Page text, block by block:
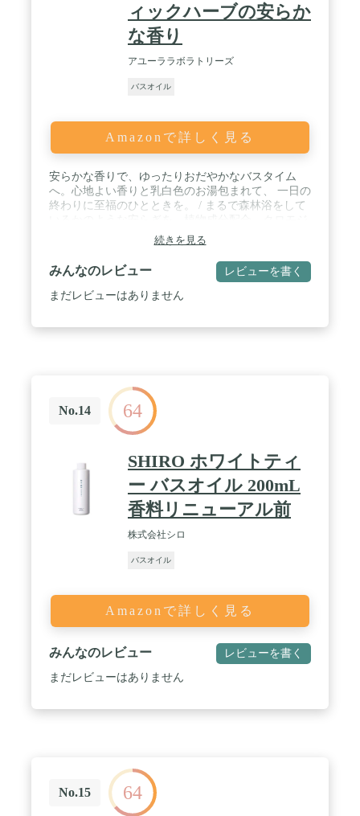
ィックハーブの安らか
な香り
アユーララボラトリーズ
バスオイル
Amazonで詳しく見る
安らかな香りで、ゆったりおだやかなバスタイム
へ。心地よい香りと乳白色のお湯包まれて、 一日の
終わりに至福のひとときを。 / まるで森林浴をして
蒸留水。 / 2層タイプなので、よく振ってから、浴
槽のお湯（約200L）に容器横のきざみ1目盛り分
（約25ｍL）を溶かしてください。（12回分） / ブ
ランド誕生時から愛されつづける香り、ローズマリ
ー、カモミールなどをブレンドしたアロマティック
続きを見る
みんなのレビュー レビューを書く
まだレビューはありません
No.14 64
SHIRO ホワイトティ
ー バスオイル 200mL
香料リニューアル前
株式会社シロ
バスオイル
Amazonで詳しく見る
みんなのレビュー レビューを書く
まだレビューはありません
No.15 64